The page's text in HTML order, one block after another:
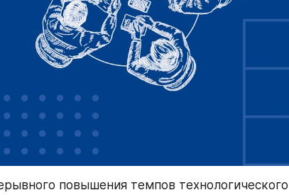
повышения темпов технологического